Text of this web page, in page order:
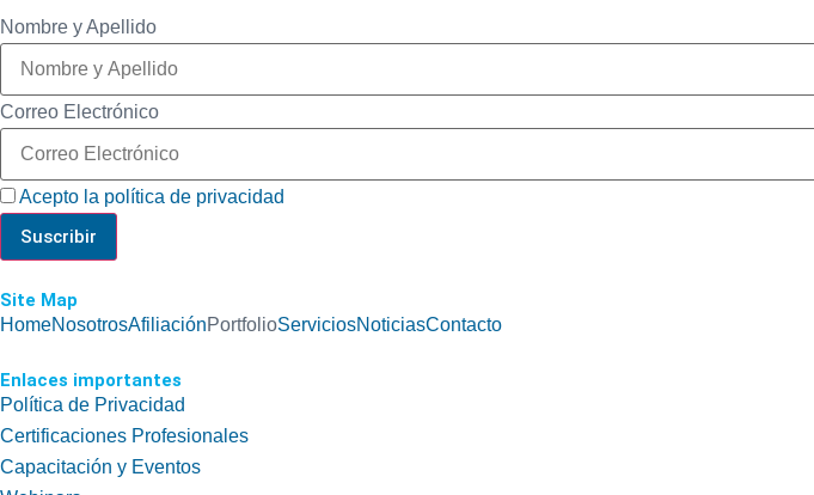
Nombre y Apellido
Correo Electrónico
Acepto la política de privacidad
Site Map
HomeNosotrosAfiliaciónPortfolioServiciosNoticiasContacto
Enlaces importantes
Política de Privacidad
Certificaciones Profesionales
Capacitación y Eventos